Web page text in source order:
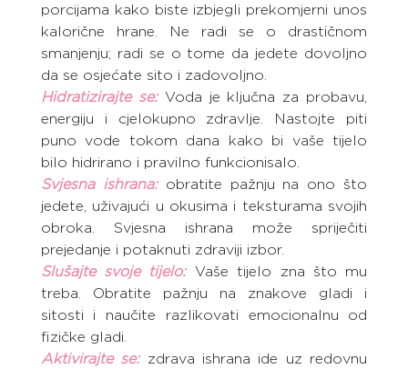
porcijama kako biste izbjegli prekomjerni unos
kalorične hrane. Ne radi se o drastičnom
smanjenju; radi se o tome da jedete dovoljno
da se osjećate sito i zadovoljno.
Hidratizirajte se: Voda je ključna za probavu,
energiju i cjelokupno zdravlje. Nastojte piti
puno vode tokom dana kako bi vaše tijelo
bilo hidrirano i pravilno funkcionisalo.
Svjesna ishrana: obratite pažnju na ono što
jedete, uživajući u okusima i teksturama svojih
obroka. Svjesna ishrana može spriječiti
prejedanje i potaknuti zdraviji izbor.
Slušajte svoje tijelo: Vaše tijelo zna što mu
treba. Obratite pažnju na znakove gladi i
sitosti i naučite razlikovati emocionalnu od
fizičke gladi.
Aktivirajte se: zdrava ishrana ide uz redovnu